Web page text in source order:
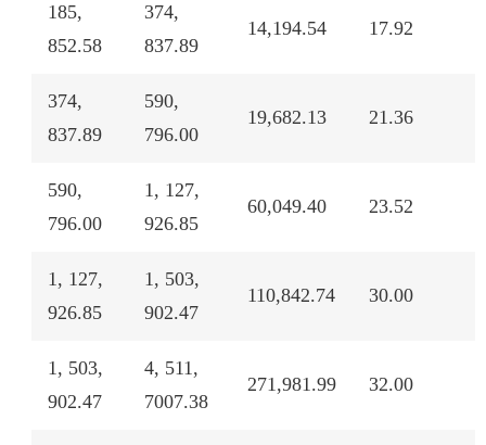
185,
852.58
374,
837.89
14,194.54 17.92
374,
837.89
590,
796.00
19,682.13 21.36
590,
796.00
1, 127,
926.85
60,049.40 23.52
1, 127,
926.85
1, 503,
902.47
110,842.74 30.00
1, 503,
902.47
4, 511,
7007.38
271,981.99 32.00